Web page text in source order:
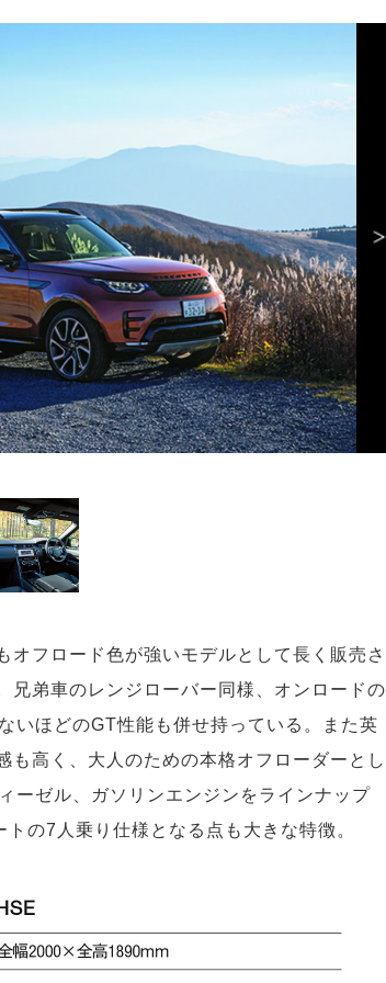
オフロード色が強いモデルとして長く販売さ
兄弟車のレンジローバー同様、オンロードの
いほどのGT性能も併せ持っている。また英
も高く、大人のための本格オフローダーとし
ーゼル、ガソリンエンジンをラインナップ
の7人乗り仕様となる点も大きな特徴。